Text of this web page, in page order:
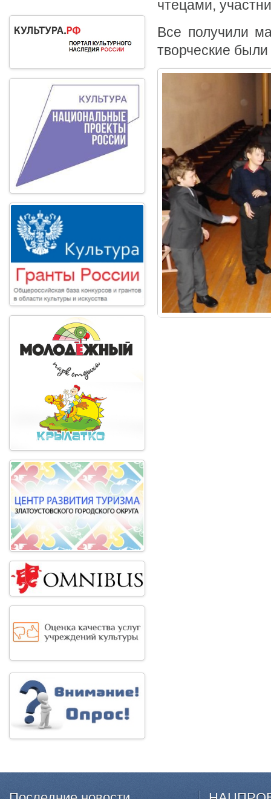
чтецами,
Все получили
творческие